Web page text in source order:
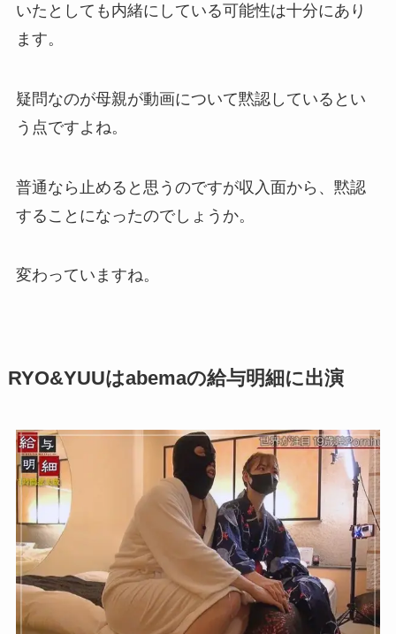
いたとしても内緒にしている可能性は十分にあり
ます。
疑問なのが母親が動画について黙認しているとい
う点ですよね。
普通なら止めると思うのですが収入面から、黙認
することになったのでしょうか。
変わっていますね。
RYO&YUUはabemaの給与明細に出演